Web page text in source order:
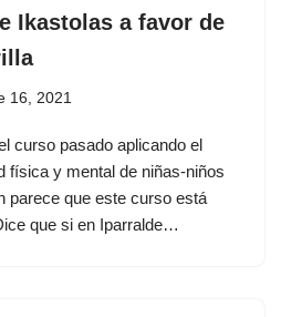
Ikastolas a favor de
16, 2021
curso pasado aplicando el
física y mental de niñas-niños
parece que este curso está
que si en Iparralde…